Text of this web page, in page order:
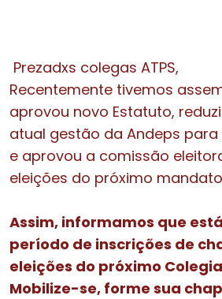
Prezadxs colegas ATPS,
Recentemente tivemos
aprovou novo Estatuto,
atual gestão da Andeps para
e aprovou a comissão
eleições do próximo
Assim, informamos que
período de inscrições de
eleições do próximo
Mobilize-se, forme sua